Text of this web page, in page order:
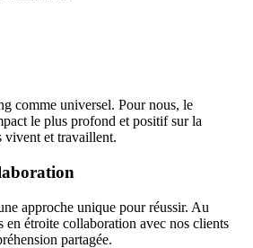
comme universel. Pour nous, le
le plus profond et positif sur la
vivent et travaillent.
approche unique pour réussir. Au
en étroite collaboration avec nos clients
partagée.